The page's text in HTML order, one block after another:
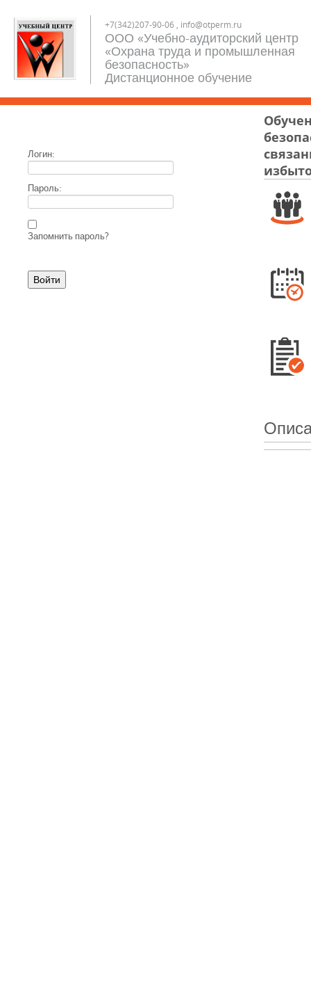
+7(342)207-90-06 , info@otperm.ru
ООО «Учебно-аудиторский центр
«Охрана труда и промышленная
безопасность»
Дистанционное обучение
Логин:
Пароль:
Запомнить пароль?